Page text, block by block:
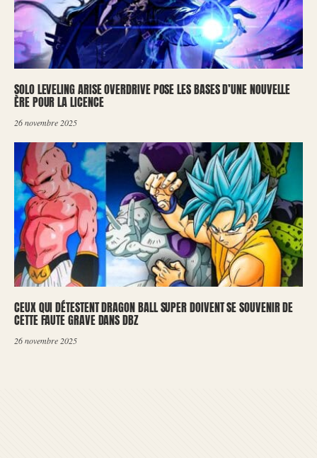
SOLO LEVELING ARISE OVERDRIVE POSE LES BASES D’UNE NOUVELLE
ÈRE POUR LA LICENCE
26 novembre 2025
CEUX QUI DÉTESTENT DRAGON BALL SUPER DOIVENT SE SOUVENIR DE
CETTE FAUTE GRAVE DANS DBZ
26 novembre 2025